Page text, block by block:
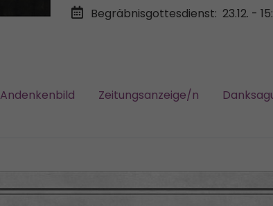
Begräbnisgottesdienst: 23.12. -
Andenkenbild Zeitungsanzeige/n